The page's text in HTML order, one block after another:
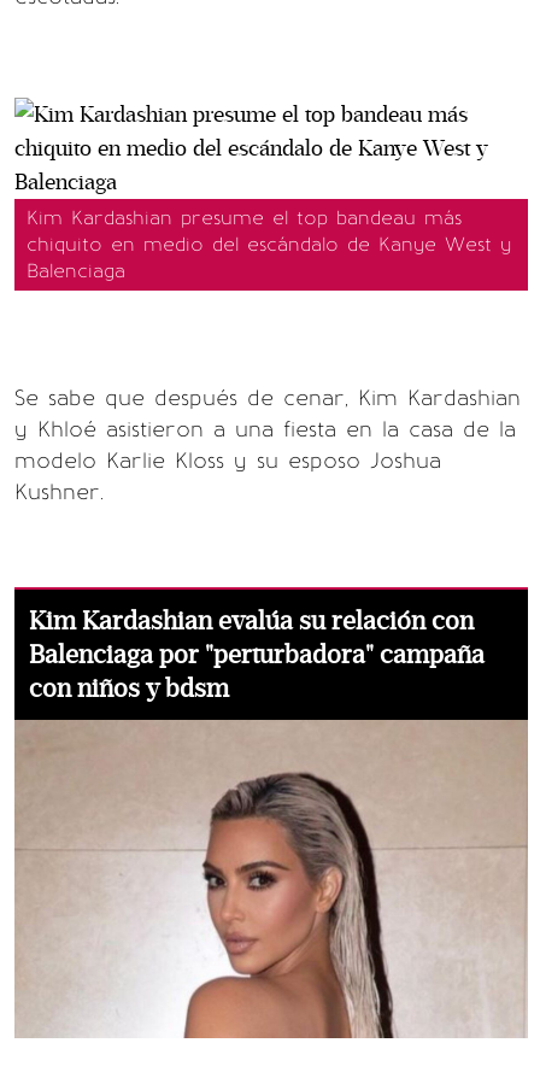
Kim Kardashian presume el top bandeau más
chiquito en medio del escándalo de Kanye West y
Balenciaga
Se sabe que después de cenar, Kim Kardashian
y Khloé asistieron a una fiesta en la casa de la
modelo Karlie Kloss y su esposo Joshua
Kushner.
Kim Kardashian evalúa su relación con
Balenciaga por "perturbadora" campaña
con niños y bdsm